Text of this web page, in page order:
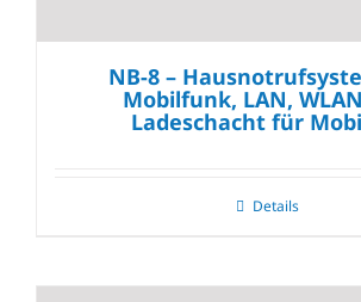
NB-8 –
Mobilfunk, LAN,
Ladeschacht für
Details